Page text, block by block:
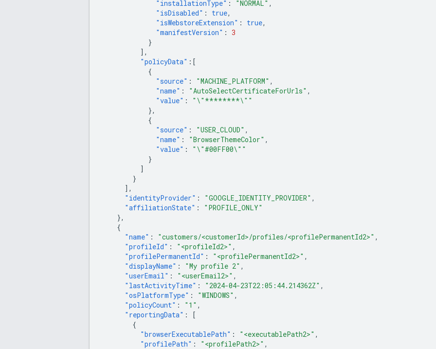
"installationType" : "NORMAL" ,
"isDisabled" : true,
"isWebstoreExtension" : true,
"manifestVersion" : 3
}
],
"policyData" :[
{
"source" : "MACHINE_PLATFORM" ,
"name" : "AutoSelectCertificateForUrls" ,
"value" :
"\"********\""
},
{
"source" : "USER_CLOUD" ,
"name" : "BrowserThemeColor" ,
"value" :
"\"#00FF00\""
}
]
}
],
"identityProvider" : "GOOGLE_IDENTITY_PROVIDER" ,
"affiliationState" :
"PROFILE_ONLY"
},
{
"name" : "customers/<customerId>/profiles/<profilePermanentId2>" ,
"profileId" : "<profileId2>" ,
"profilePermanentId" : "<profilePermanentId2>" ,
"displayName" : "My profile 2" ,
"userEmail" : "<userEmail2>" ,
"lastActivityTime" : "2024-04-23T22:05:44.214362Z" ,
"osPlatformType" : "WINDOWS" ,
"policyCount" : "1" ,
"reportingData" :
[
{
"browserExecutablePath" : "<executablePath2>" ,
"profilePath" : "<profilePath2>" ,